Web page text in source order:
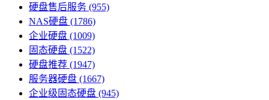
硬盘售后服务 (955)
NAS硬盘 (1786)
企业硬盘 (1009)
固态硬盘 (1522)
硬盘推荐 (1947)
服务器硬盘 (1667)
企业级固态硬盘 (945)